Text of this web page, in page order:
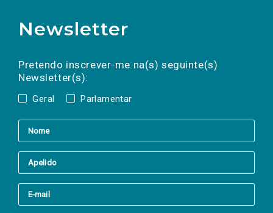
Newsletter
Pretendo inscrever-me na(s) seguinte(s)
Newsletter(s):
Geral Parlamentar
a(s) newsletter(s).
mail